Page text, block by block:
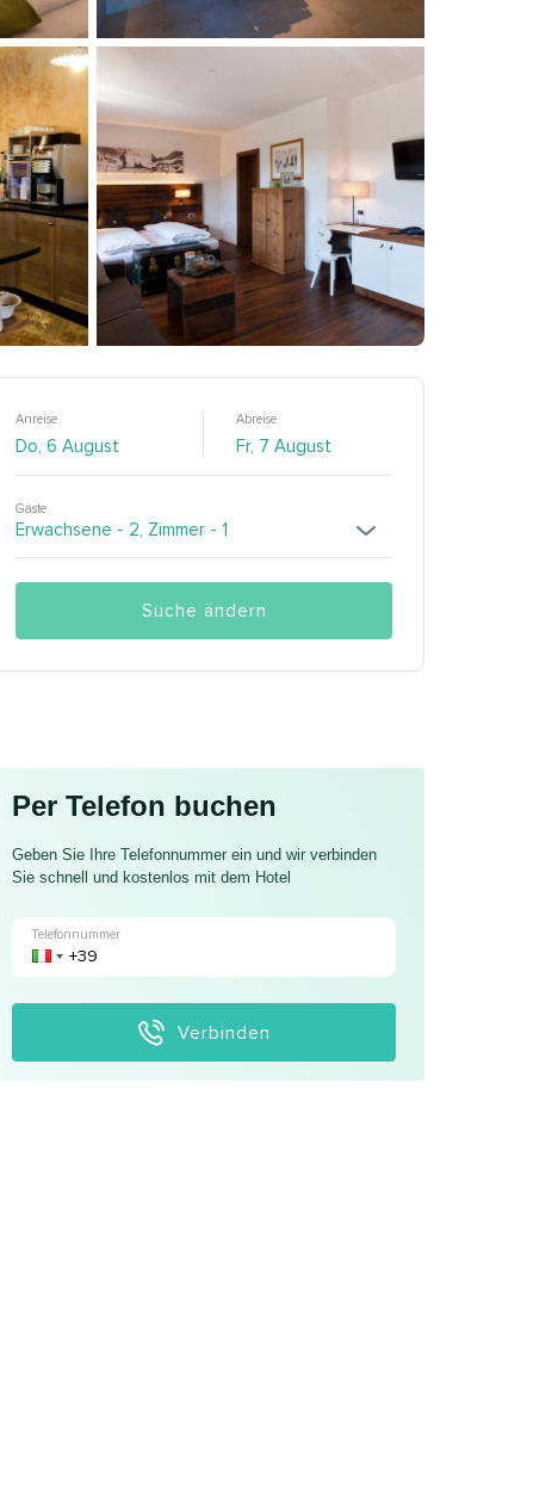
Anreise Abreise
Gäste
Suche ändern
Per Telefon buchen
Geben Sie Ihre Telefonnummer ein und wir verbinden
Sie schnell und kostenlos mit dem Hotel
Telefonnummer
Verbinden